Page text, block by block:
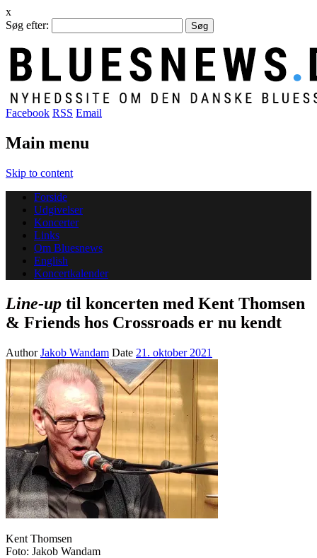
x
Søg efter:
Facebook RSS Email
Main menu
Skip to content
Forside
Udgivelser
Koncerter
Links
Om Bluesnews
English
Koncertkalender
Line-up til koncerten med Kent Thomsen
& Friends hos Crossroads er nu kendt
AuthorJakob Wandam Date 21. oktober 2021
Kent Thomsen
Foto: Jakob Wandam